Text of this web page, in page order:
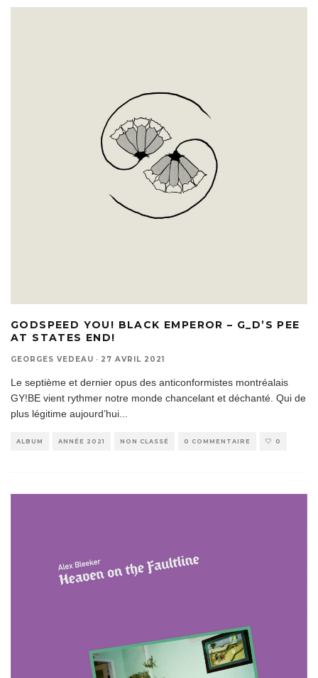
GODSPEED YOU! BLACK EMPEROR – G_D’S PEE
AT STATES END!
GEORGES VEDEAU · 27 AVRIL 2021
Le septième et dernier opus des anticonformistes montréalais
GY!BE vient rythmer notre monde chancelant et déchanté. Qui de
plus légitime aujourd’hui
ALBUM ANNÉE 2021 NON CLASSÉ 0 COMMENTAIRE 0